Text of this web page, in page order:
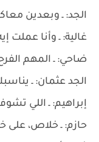
الجد: ـ وبعدين
غالية: ـ وأنا عملت
ضاحي: ـ المهم
الجد عثمان: ـ يناسبك بعد ١٥ يوم
إبراهيم: ـ اللي
حازم: ـ خلاص، على